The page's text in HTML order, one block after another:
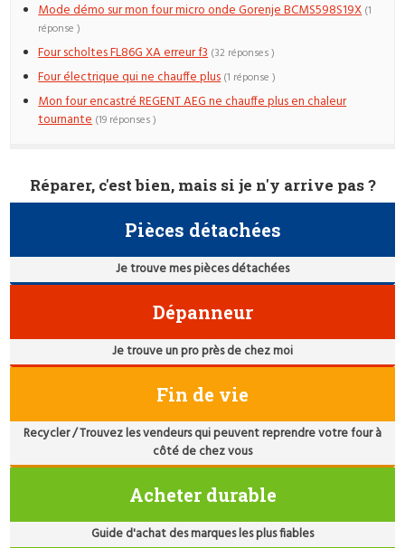
Mode démo sur mon four micro onde Gorenje BCMS598S19X (1
réponse )
Four scholtes FL86G XA erreur f3 (32 réponses )
Four électrique qui ne chauffe plus (1 réponse )
Mon four encastré REGENT AEG ne chauffe plus en chaleur
tournante (19 réponses )
Réparer, c'est bien, mais si je n'y arrive pas ?
Pièces détachées
Je trouve mes pièces détachées
Dépanneur
Je trouve un pro près de chez moi
Fin de vie
Recycler / Trouvez les vendeurs qui peuvent reprendre votre four à
côté de chez vous
Acheter durable
Guide d'achat des marques les plus fiables